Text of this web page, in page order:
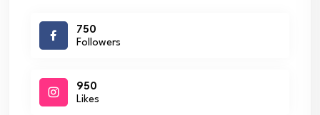
750
Followers
950
Likes